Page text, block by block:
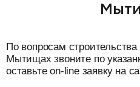
По вопросам
Мытищах звоните по
оставьте on-line заявку на